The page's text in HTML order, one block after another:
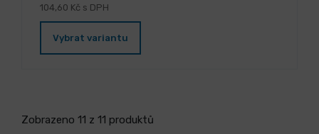
104,60 Kč s DPH
Vybrat variantu
Zobrazeno 11 z 11 produktů